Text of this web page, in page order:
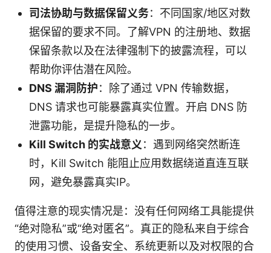
司法协助与数据保留义务：不同国家/地区对数
据保留的要求不同。了解VPN 的注册地、数据
保留条款以及在法律强制下的披露流程，可以
帮助你评估潜在风险。
DNS 漏洞防护：除了通过 VPN 传输数据，
DNS 请求也可能暴露真实位置。开启 DNS 防
泄露功能，是提升隐私的一步。
Kill Switch 的实战意义 ：遇到网络突然断连
时，Kill Switch 能阻止应用数据绕道直连互联
网，避免暴露真实IP。
值得注意的现实情况是：没有任何网络工具能提供
“绝对隐私”或“绝对匿名”。真正的隐私来自于综合
的使用习惯、设备安全、系统更新以及对权限的合